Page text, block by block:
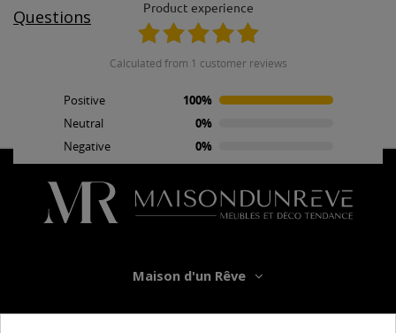
product experience
calculated from 1 customer reviews
Positive
100%
Neutral
0%
Negative
0%
Questions
Maison d'un Rêve
Informations